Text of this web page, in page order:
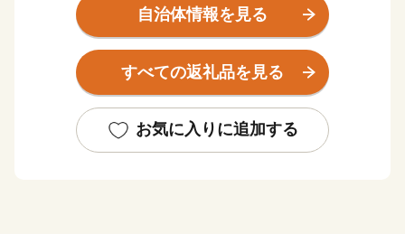
山村は、日本で唯一の飛び地の村です。村の97%を山林
が占め、すぐそばを北山川が悠々と流れる自然豊かな人
口500人程度の小さな村です。
過去に「美しい日本のむら景観コンテスト」で農林水産
以前は交通も不便で「陸の孤島」と呼ばれるほどでした
が、ここ数年で道路状況がよくなり、大阪・名古屋から
自治体情報を見る
すべての返礼品を見る
お気に入りに追加する